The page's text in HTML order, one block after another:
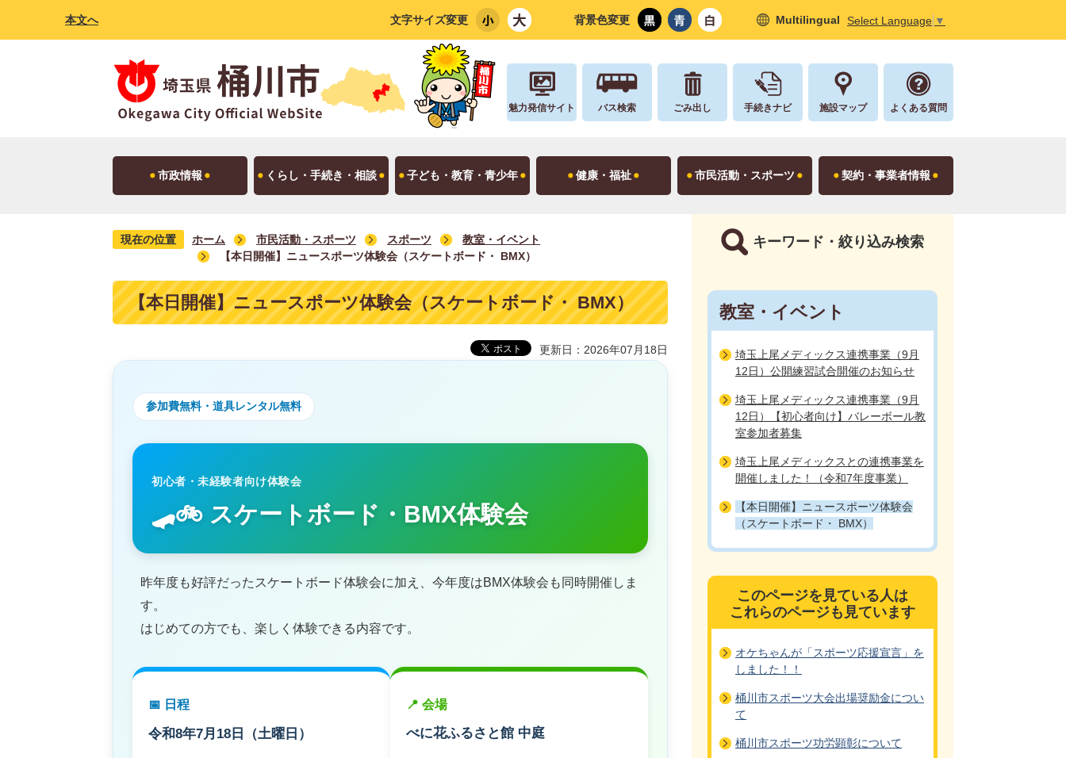
本文へ 文字サイズ変更 背景色変更 Multilingual Select Language ▼
魅力発信サイト バス検索 ごみ出し 手続きナビ 施設マップ よくある質問
市政情報 くらし・手続き・相談 子ども・教育・青少年 健康・福祉 市民活動・スポーツ 契約・事業者情報
現在の位置 ホーム 市民活動・スポーツ スポーツ
教室・イベント
【本日開催】ニュースポーツ体験会（スケートボード・ BMX）
【本日開催】ニュースポーツ体験会（スケートボード・ BMX）
更新日：2026年07月18日
参加費無料・道具レンタル無料
初心者・未経験者向け体験会
🛹🚲 スケートボード・BMX体験会
昨年度も好評だったスケートボード体験会に加え、今年度はBMX体験会も同時開催しま
す。
はじめての方でも、楽しく体験できる内容です。
📅 日程
令和8年7月18日（土曜日）
📍 会場
べに花ふるさと館 中庭
キーワード・絞り込み検索
教室・イベント
埼玉上尾メディックス連携事業（9月
12日）公開練習試合開催のお知らせ
埼玉上尾メディックス連携事業（9月
12日）【初心者向け】バレーボール教
室参加者募集
埼玉上尾メディックスとの連携事業を
開催しました！（令和7年度事業）
【本日開催】ニュースポーツ体験会
（スケートボード・ BMX）
このページを見ている人は
これらのページも見ています
オケちゃんが「スポーツ応援宣言」を
しました！！
桶川市スポーツ大会出場奨励金につい
て
桶川市スポーツ功労顕彰について